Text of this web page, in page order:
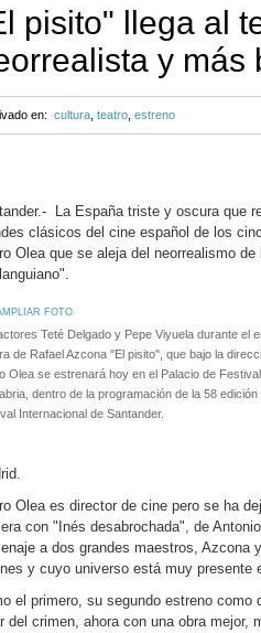
pisito" llega al
y más
en: cultura teatro estreno
La España triste y oscura que
clásicos del cine español de los
Olea que se aleja del neorrealismo
FOTO
Teté Delgado y Pepe Viyuela durante el
de Rafael Azcona "El pisito", que bajo la
Olea se estrenará hoy en el Palacio de
dentro de la programación de la 58 edición
Internacional de Santander.
Olea es director de cine pero se ha
con "Inés desabrochada", de
a dos grandes maestros, Azcona
y cuyo universo está muy presente
el primero, su segundo estreno como
del crimen, ahora con una obra